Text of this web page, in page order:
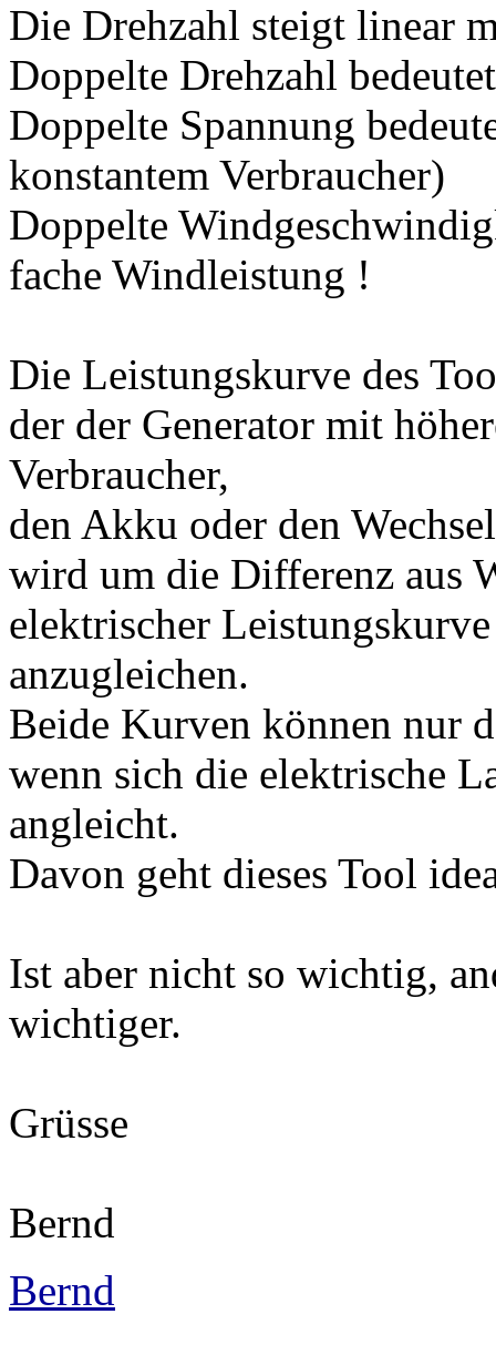
Die Drehzahl steigt linear
Doppelte Drehzahl
Doppelte Spannung
konstantem Verbraucher)
Doppelte
fache Windleistung !
Die Leistungskurve des
der der Generator mit
Verbraucher,
den Akku oder den
wird um die Differenz aus
elektrischer
anzugleichen.
Beide Kurven können nur
wenn sich die elektrische
angleicht.
Davon geht dieses Tool
Ist aber nicht so wichtig,
wichtiger.
Grüsse
Bernd
Bernd